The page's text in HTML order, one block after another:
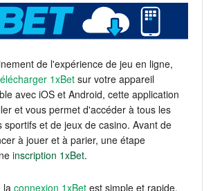
de l'expérience de jeu en ligne,
1xBet sur votre appareil
avec iOS et Android, cette application
et vous permet d'accéder à tous les
sportifs et de jeux de casino. Avant de
à jouer et à parier, une étape
inscription 1xBet.
la connexion 1xBet est simple et rapide,